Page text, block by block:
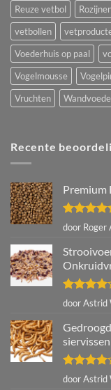
Reuze vetbol
vetbollen
Voederhuis op paal
Vogelmousse
Vruchten
Recente
Premium
uit 5
door Roger
door Astrid
door Astrid